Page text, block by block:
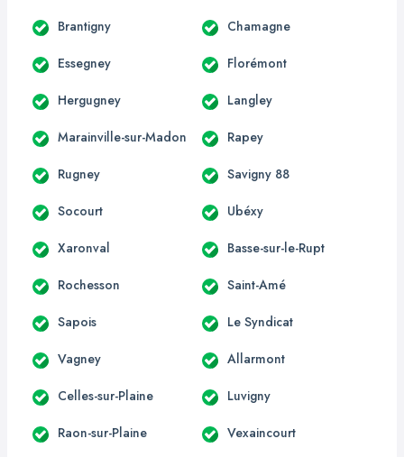
Brantigny Chamagne
Essegney Florémont
Hergugney Langley
Marainville-sur-Madon Rapey
Rugney Savigny 88
Socourt Ubéxy
Xaronval Basse-sur-le-Rupt
Rochesson Saint-Amé
Sapois Le Syndicat
Vagney Allarmont
Celles-sur-Plaine Luvigny
Raon-sur-Plaine Vexaincourt